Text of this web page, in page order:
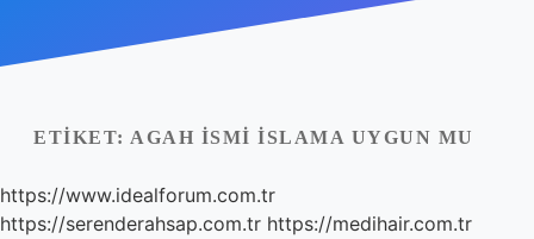
Yasal Uyarı
Hakkımızda
ETIKET: AGAH ISMI İSLAMA UYGUN MU
https://www.idealforum.com.tr
https://serenderahsap.com.tr https://medihair.com.tr